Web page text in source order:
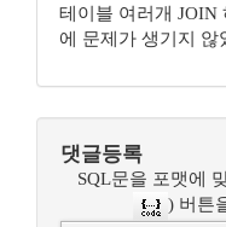
테이블 여러개 JOIN
에 문제가 생기지 않
댓글등록
SQL문을 포맷에
) 버튼